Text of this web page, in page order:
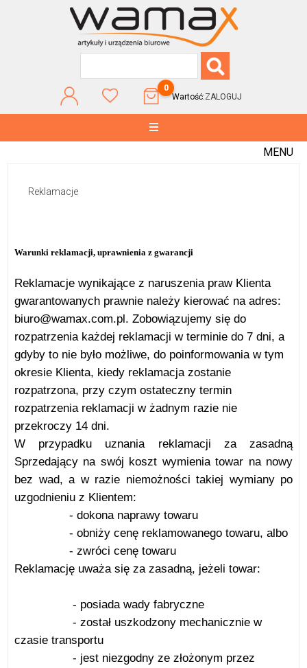
0
Wartość:ZALOGUJ
MENU
Reklamacje
Warunki reklamacji, uprawnienia z gwarancji
Reklamacje wynikające z naruszenia praw Klienta
gwarantowanych prawnie należy kierować na adres:
biuro@wamax.com.pl. Zobowiązujemy się do
rozpatrzenia każdej reklamacji w terminie do 7 dni, a
gdyby to nie było możliwe, do poinformowania w tym
okresie Klienta, kiedy reklamacja zostanie
rozpatrzona, przy czym ostateczny termin
rozpatrzenia reklamacji w żadnym razie nie
przekroczy 14 dni.
W przypadku uznania reklamacji za zasadną
Sprzedający na swój koszt wymienia towar na nowy
bez wad, a w razie niemożności takiej wymiany po
uzgodnieniu z Klientem:
- dokona naprawy towaru
- obniży cenę reklamowanego towaru, albo
- zwróci cenę towaru
Reklamację uważa się za zasadną, jeżeli towar:
- posiada wady fabryczne
- został uszkodzony mechanicznie w
czasie transportu
- jest niezgodny ze złożonym przez